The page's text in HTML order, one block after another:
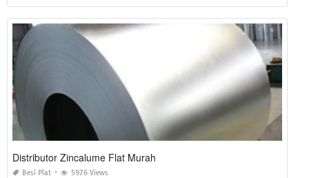
Distributor Zincalume Flat Murah
Besi Plat 5976 Views